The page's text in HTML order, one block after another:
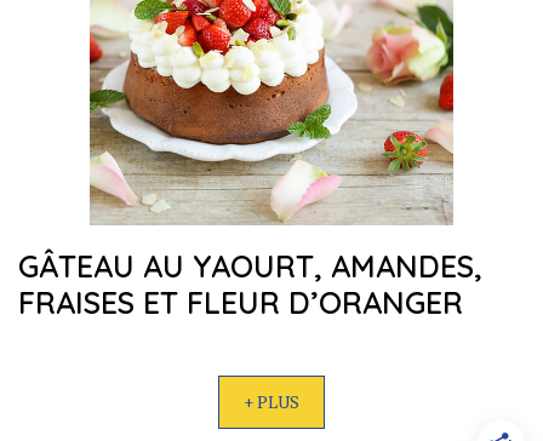
GÂTEAU AU YAOURT, AMANDES,
FRAISES ET FLEUR D’ORANGER
+ PLUS